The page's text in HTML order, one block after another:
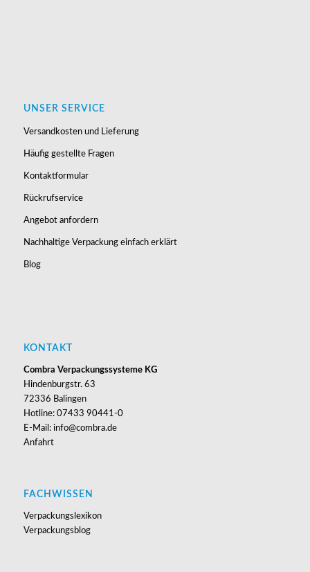
UNSER SERVICE
Versandkosten und Lieferung
Häufig gestellte Fragen
Kontaktformular
Rückrufservice
Angebot anfordern
Nachhaltige Verpackung einfach erklärt
Blog
KONTAKT
Combra Verpackungssysteme KG
Hindenburgstr. 63
72336 Balingen
Hotline: 07433 90441-0
E-Mail: info@combra.de
Anfahrt
FACHWISSEN
Verpackungslexikon
Verpackungsblog